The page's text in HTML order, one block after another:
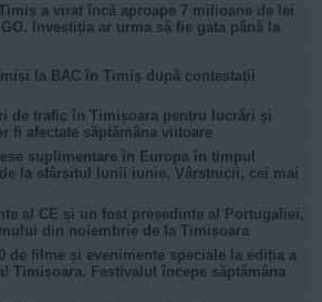
a virat încă aproape 7 milioane de lei
Investiția ar urma să fie gata până la
la BAC în Timiș după contestații
de trafic în Timișoara pentru lucrări și
fi afectate săptămâna viitoare
suplimentare în Europa în timpul
la sfârșitul lunii iunie. Vârstnicii, cei mai
al CE și un fost președinte al Portugaliei,
din noiembrie de la Timișoara
de filme și evenimente speciale la ediția a
Timișoara. Festivalul începe săptămâna